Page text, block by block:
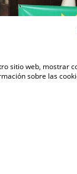
sitio web, mostrar
sobre las